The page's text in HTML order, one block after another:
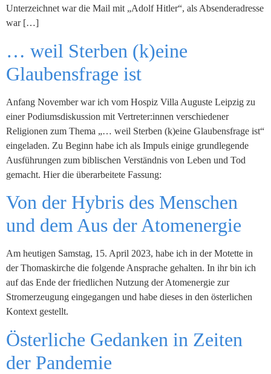
Unterzeichnet war die Mail mit „Adolf Hitler“, als Absenderadresse
war […]
… weil Sterben (k)eine
Glaubensfrage ist
Anfang November war ich vom Hospiz Villa Auguste Leipzig zu
einer Podiumsdiskussion mit Vertreter:innen verschiedener
Religionen zum Thema „… weil Sterben (k)eine Glaubensfrage ist“
eingeladen. Zu Beginn habe ich als Impuls einige grundlegende
Ausführungen zum biblischen Verständnis von Leben und Tod
gemacht. Hier die überarbeitete Fassung:
Von der Hybris des Menschen
und dem Aus der Atomenergie
Am heutigen Samstag, 15. April 2023, habe ich in der Motette in
der Thomaskirche die folgende Ansprache gehalten. In ihr bin ich
auf das Ende der friedlichen Nutzung der Atomenergie zur
Stromerzeugung eingegangen und habe dieses in den österlichen
Kontext gestellt.
Österliche Gedanken in Zeiten
der Pandemie